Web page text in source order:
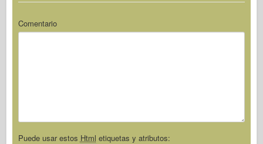
Comentario
Puede usar estos Html etiquetas y atributos: